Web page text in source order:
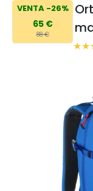
VENTA -26%
65 €
88 €